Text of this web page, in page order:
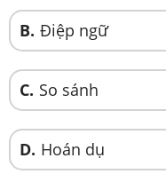
B. Điệp ngữ
C. So sánh
D. Hoán dụ